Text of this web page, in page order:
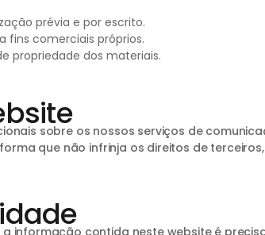
prévia e por escrito.
fins comerciais próprios.
propriedade dos materiais.
sobre os nossos serviços de
que não infrinja os direitos de